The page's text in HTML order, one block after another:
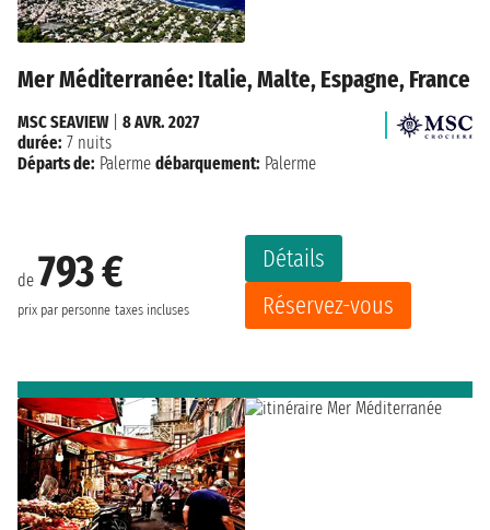
Mer Méditerranée: Italie, Malte, Espagne, France
de 793 €
prix par personne taxes incluses
Détails
Réservez-vous
MSC SEAVIEW| 8 AVR. 2027
durée: 7 nuits
Départs de: Palerme débarquement: Palerme